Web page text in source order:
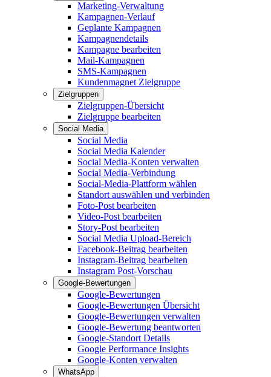
Marketing-Verwaltung
Kampagnen-Verlauf
Geplante Kampagnen
Kampagnendetails
Kampagne bearbeiten
Mail-Kampagnen
SMS-Kampagnen
Kundenmagnet Zielgruppe
Zielgruppen
Zielgruppen-Übersicht
Zielgruppe bearbeiten
Social Media
Social Media
Social Media Kalender
Social Media-Konten verwalten
Social Media-Verbindung
Social-Media-Plattform wählen
Standort auswählen und verbinden
Foto-Post bearbeiten
Video-Post bearbeiten
Story-Post bearbeiten
Social Media Upload-Bereich
Facebook-Beitrag bearbeiten
Instagram-Beitrag bearbeiten
Instagram Post-Vorschau
Google-Bewertungen
Google-Bewertungen
Google-Bewertungen Übersicht
Google-Bewertungen verwalten
Google-Bewertung beantworten
Google-Standort Details
Google Performance Insights
Google-Konten verwalten
WhatsApp